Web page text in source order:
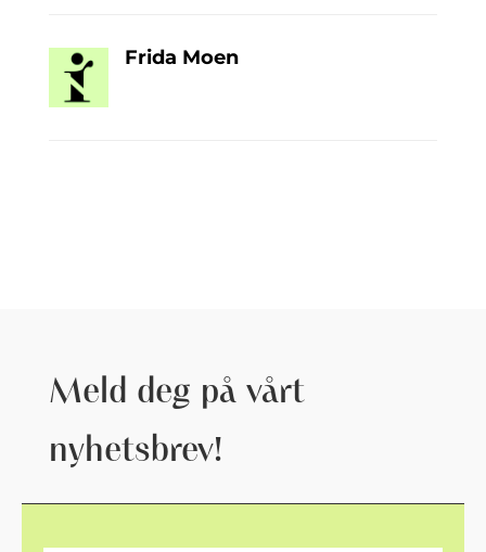
Frida Moen
Meld deg på vårt
nyhetsbrev!